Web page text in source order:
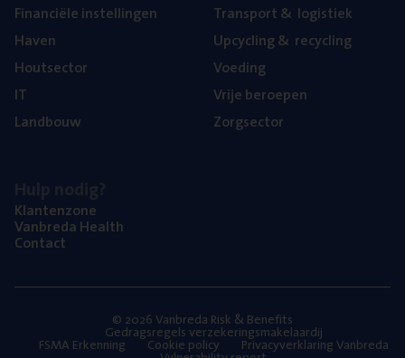
Finan­ci­ë­le instellingen
Haven
Hout­sec­tor
IT
Land­bouw
Trans­port& logistiek
Upcy­cling& recycling
Voe­ding
Vrije beroe­pen
Zorg­sec­tor
Klan­ten­zo­ne
Van­b­re­da Health
Con­tact
© 2026 Vanbreda Risk & Benefits
Gedragsregels verzekeringsmakelaardij
FSMA Erkenning Cookie policy Privacyverklaring Vanbreda